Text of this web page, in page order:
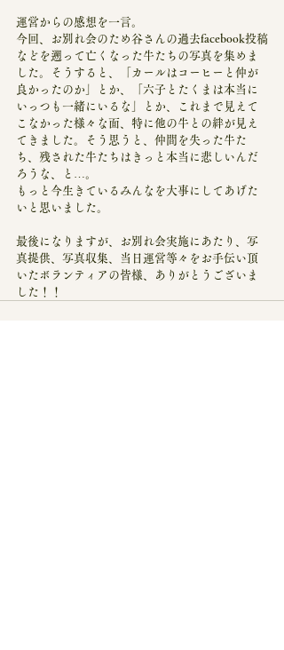
運営からの感想を一言。
今回、お別れ会のため谷さんの過去facebook投稿
などを遡って亡くなった牛たちの写真を集めま
した。そうすると、「カールはコーヒーと仲が
良かったのか」とか、「六子とたくまは本当に
いっつも一緒にいるな」とか、これまで見えて
こなかった様々な面、特に他の牛との絆が見え
てきました。そう思うと、仲間を失った牛た
ち、残された牛たちはきっと本当に悲しいんだ
ろうな、と…。
もっと今生きているみんなを大事にしてあげた
いと思いました。
最後になりますが、お別れ会実施にあたり、写
真提供、写真収集、当日運営等々をお手伝い頂
いたボランティアの皆様、ありがとうございま
した！！